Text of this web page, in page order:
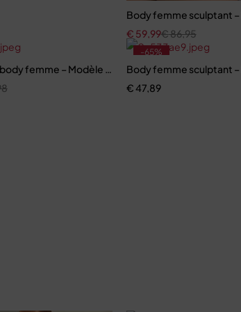
Body femme sculptant –
€86,95
€ 59,99
ajustée
femme – Modèle slim en PU tendance Y2K
-65%
Body femme sculptant –
€47,89